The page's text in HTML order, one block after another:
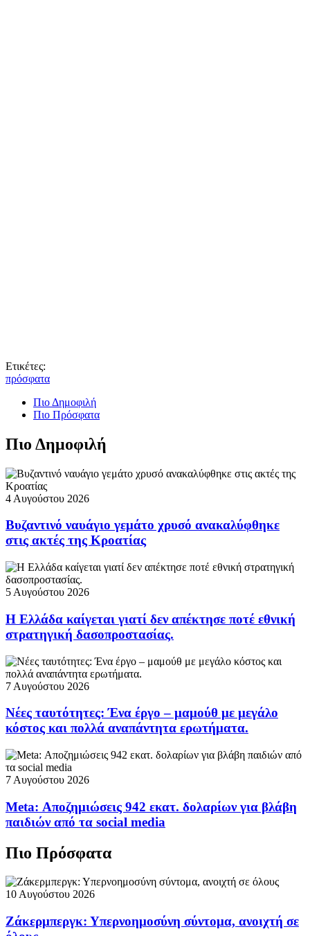
Ετικέτες:
πρόσφατα
Πιο Δημοφιλή
Πιο Πρόσφατα
Πιο Δημοφιλή
4 Αυγούστου 2026
Βυζαντινό ναυάγιο γεμάτο χρυσό ανακαλύφθηκε
στις ακτές της Κροατίας
5 Αυγούστου 2026
Η Ελλάδα καίγεται γιατί δεν απέκτησε ποτέ εθνική
στρατηγική δασοπροστασίας.
7 Αυγούστου 2026
Νέες ταυτότητες: Ένα έργο – μαμούθ με μεγάλο
κόστος και πολλά αναπάντητα ερωτήματα.
7 Αυγούστου 2026
Meta: Αποζημιώσεις 942 εκατ. δολαρίων για βλάβη
παιδιών από τα social media
Πιο Πρόσφατα
10 Αυγούστου 2026
Ζάκερμπεργκ: Υπερνοημοσύνη σύντομα, ανοιχτή σε